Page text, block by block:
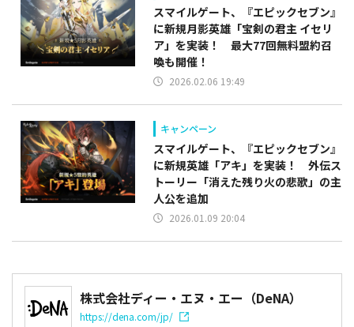
スマイルゲート、『エピックセブン』
に新規月影英雄「宝剣の君主 イセリ
ア」を実装！ 最大77回無料盟約召
喚も開催！
2026.02.06 19:49
キャンペーン
スマイルゲート、『エピックセブン』
に新規英雄「アキ」を実装！ 外伝ス
トーリー「消えた残り火の悲歌」の主
人公を追加
2026.01.09 20:04
株式会社ディー・エヌ・エー（DeNA）
https://dena.com/jp/